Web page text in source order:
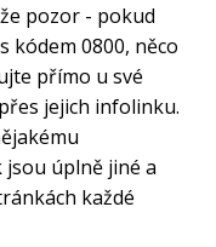
pozor - pokud
kódem 0800, něco
přímo u své
jejich infolinku.
jsou úplně jiné a
každé